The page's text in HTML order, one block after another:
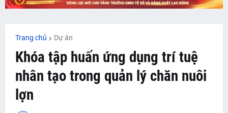
Trang chủ Dự án
Khóa tập huấn ứng dụng trí tuệ
nhân tạo trong quản lý chăn nuôi
lợn